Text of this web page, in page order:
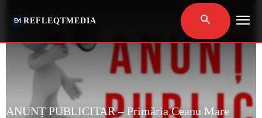
REFLEQTMEDIA
ANUNȚ PUBLICITAR – Primăria Ceanu Mare